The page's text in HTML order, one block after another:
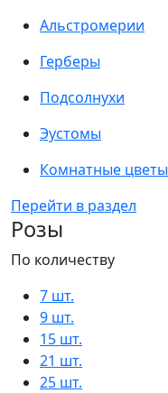
Альстромерии
Герберы
Подсолнухи
Эустомы
Комнатные цветы
Перейти в раздел
Розы
По количеству
7 шт.
9 шт.
15 шт.
21 шт.
25 шт.